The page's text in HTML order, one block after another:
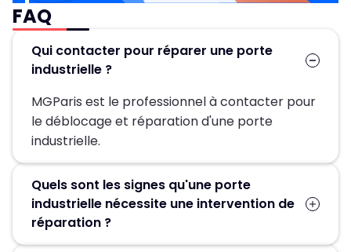
FAQ
Qui contacter pour réparer une porte
industrielle ?
MGParis est le professionnel à contacter pour
le déblocage et réparation d'une porte
industrielle.
Quels sont les signes qu'une porte
industrielle nécessite une intervention de
réparation ?